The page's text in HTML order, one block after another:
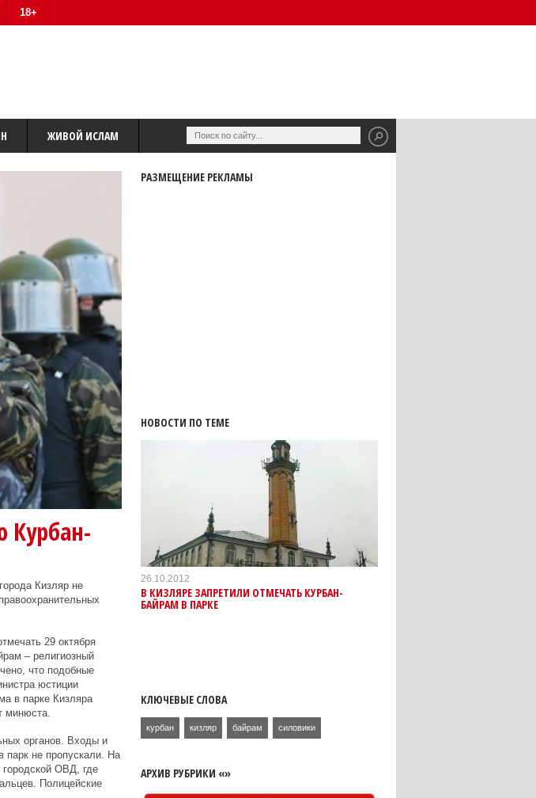
18+
ЖИВОЙ ИСЛАМ
Кизляр не
29 октября
– религиозный
что подобные
юстиции
в парке Кизляра
минюста.
органов. Входы и
парк не пропускали. На
ОВД, где
Полицейские
РАЗМЕЩЕНИЕ РЕКЛАМЫ
НОВОСТИ ПО ТЕМЕ
26.10.2012
В КИЗЛЯРЕ ЗАПРЕТИЛИ ОТМЕЧАТЬ КУРБАН-
БАЙРАМ В ПАРКЕ
КЛЮЧЕВЫЕ СЛОВА
курбан кизляр байрам силовики
АРХИВ РУБРИКИ «»